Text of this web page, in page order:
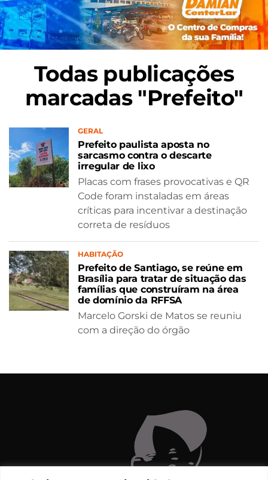
Todas publicações
marcadas "Prefeito"
GERAL
Prefeito paulista aposta no
sarcasmo contra o descarte
irregular de lixo
Placas com frases provocativas e QR
Code foram instaladas em áreas
críticas para incentivar a destinação
correta de resíduos
HABITAÇÃO
Prefeito de Santiago, se reúne em
Brasília para tratar de situação das
famílias que construíram na área
de domínio da RFFSA
Marcelo Gorski de Matos se reuniu
com a direção do órgão